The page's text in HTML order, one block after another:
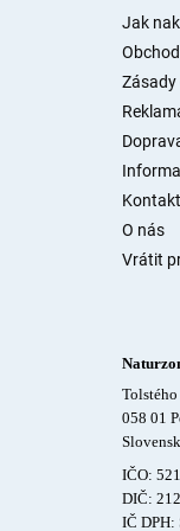
Jak
O nás
Vrátit
058 01
IČO:
DIČ:
IČ DPH: